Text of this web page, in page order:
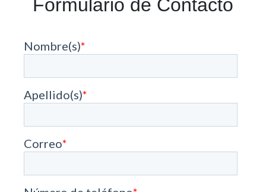
Formulario de Contacto